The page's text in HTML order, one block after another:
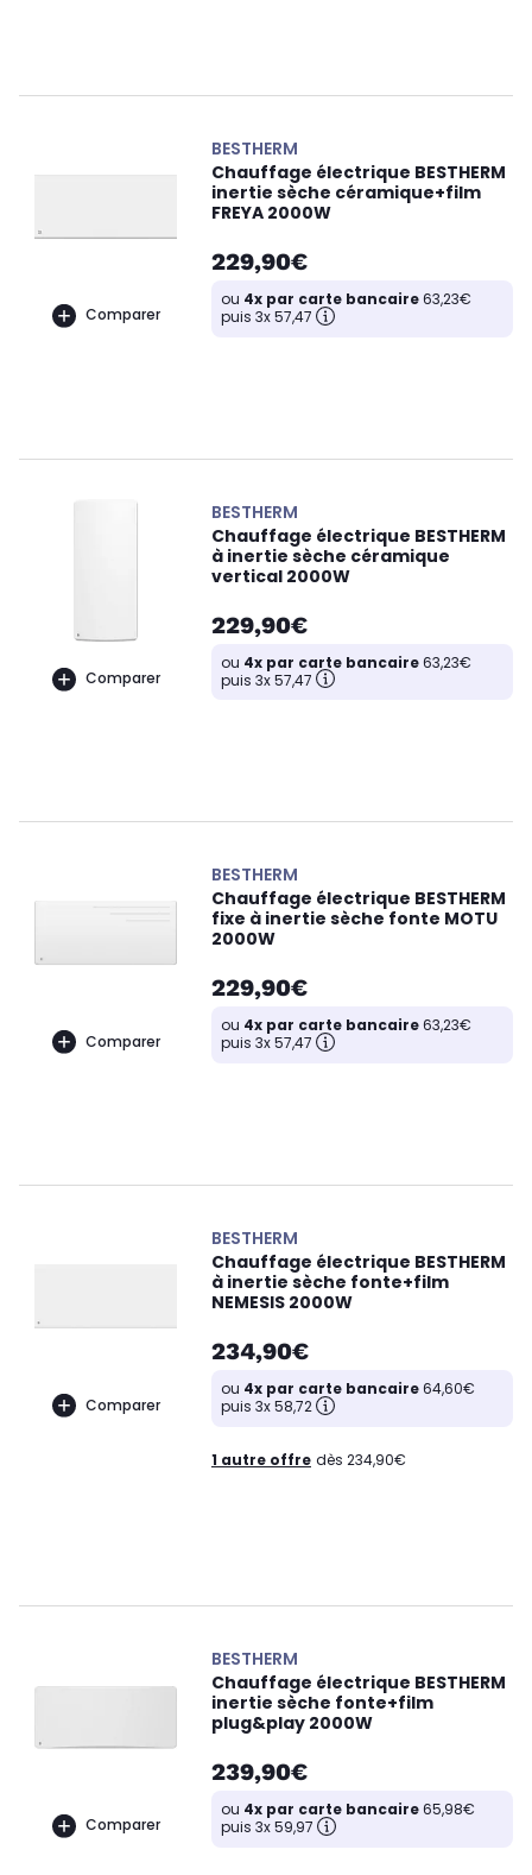
Comparer
BESTHERM
Chauffage électrique BESTHERM
inertie sèche céramique+film
FREYA 2000W
229,90€
ou 4x par carte bancaire63,23€
puis 3x 57,47
Comparer
BESTHERM
Chauffage électrique BESTHERM
à inertie sèche céramique
vertical 2000W
229,90€
ou 4x par carte bancaire63,23€
puis 3x 57,47
Comparer
BESTHERM
Chauffage électrique BESTHERM
fixe à inertie sèche fonte MOTU
2000W
229,90€
ou 4x par carte bancaire63,23€
puis 3x 57,47
Comparer
BESTHERM
Chauffage électrique BESTHERM
à inertie sèche fonte+film
NEMESIS 2000W
234,90€
ou 4x par carte bancaire64,60€
puis 3x 58,72
1 autre offre dès 234,90€
Comparer
BESTHERM
Chauffage électrique BESTHERM
inertie sèche fonte+film
plug&play 2000W
239,90€
ou 4x par carte bancaire65,98€
puis 3x 59,97